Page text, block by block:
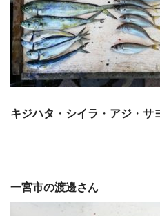
キジハタ ・ シイラ ・ アジ ・ サ
一宮市の渡邊さん